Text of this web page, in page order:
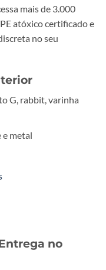
mais de 3.000
atóxico certificado e
no seu
G, rabbit, varinha
metal
no